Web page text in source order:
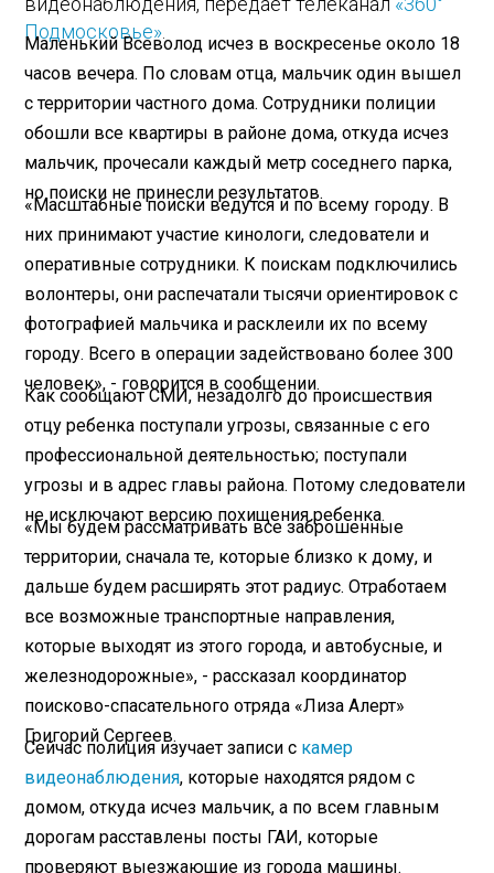
Подмосковье»
Маленький Всеволод исчез в воскресенье около 18
часов вечера. По словам отца, мальчик один вышел
с территории частного дома. Сотрудники полиции
обошли все квартиры в районе дома, откуда исчез
мальчик, прочесали каждый метр соседнего парка,
но поиски не принесли результатов.
«Масштабные поиски ведутся и по всему городу. В
них принимают участие кинологи, следователи и
оперативные сотрудники. К поискам подключились
волонтеры, они распечатали тысячи ориентировок с
фотографией мальчика и расклеили их по всему
городу. Всего в операции задействовано более 300
человек», - говорится в сообщении.
Как сообщают СМИ, незадолго до происшествия
отцу ребенка поступали угрозы, связанные с его
профессиональной деятельностью; поступали
угрозы и в адрес главы района. Потому следователи
не исключают версию похищения ребенка.
«Мы будем рассматривать все заброшенные
территории, сначала те, которые близко к дому, и
дальше будем расширять этот радиус. Отработаем
все возможные транспортные направления,
которые выходят из этого города, и автобусные, и
железнодорожные», - рассказал координатор
поисково-спасательного отряда «Лиза Алерт»
Григорий Сергеев.
Сейчас полиция изучает записи с камер
видеонаблюдения, которые находятся рядом с
домом, откуда исчез мальчик, а по всем главным
дорогам расставлены посты ГАИ, которые
проверяют выезжающие из города машины.